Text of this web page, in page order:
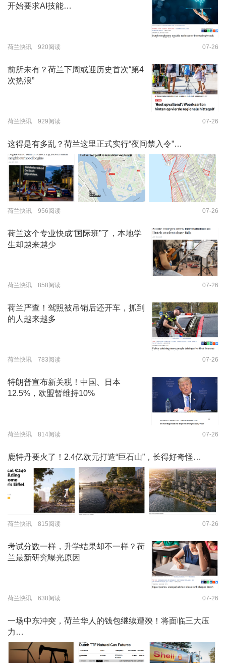
开始要求AI技能…
荷兰快讯 920阅读 07-26
前所未有？荷兰下周或迎历史首次“第4
次热浪”
荷兰快讯 929阅读 07-26
这得是有多乱？荷兰这里正式实行“夜间禁入令”…
荷兰快讯 956阅读 07-26
荷兰这个专业快成“国际班”了，本地学
生却越来越少
荷兰快讯 858阅读 07-26
荷兰严查！驾照被吊销后还开车，抓到
的人越来越多
荷兰快讯 783阅读 07-26
特朗普宣布新关税！中国、日本
12.5%，欧盟暂维持10%
荷兰快讯 814阅读 07-26
鹿特丹要火了！2.4亿欧元打造“巨石山”，长得好奇怪…
荷兰快讯 815阅读 07-26
考试分数一样，升学结果却不一样？荷
兰最新研究曝光原因
荷兰快讯 638阅读 07-26
一场中东冲突，荷兰华人的钱包继续遭殃！将面临三大压
力…